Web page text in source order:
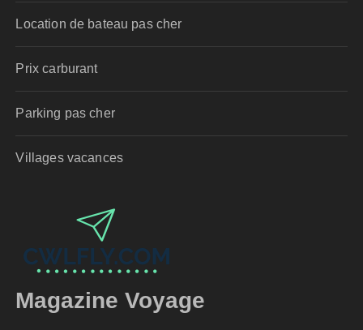
Location de bateau pas cher
Prix carburant
Parking pas cher
Villages vacances
Magazine Voyage